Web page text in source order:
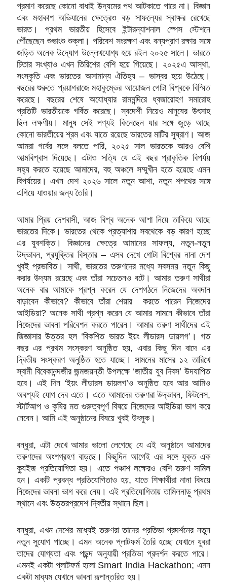
প্রমাণ করেছে কোনো বাধাই উদ্যমের পথ আটকাতে পারে না। বিজ্ঞান
এবং মহাকাশ অভিযানের ক্ষেত্রেও বড় সাফল্যের স্বাক্ষর রেখেছে
ভারত। প্রথম ভারতীয় হিসেবে ইন্টারন্যাশনাল স্পেস স্টেশনে
পৌঁছেছেন শুভাংশু শুক্লা। পরিবেশ সংরক্ষণ এবং বন্যপ্রাণ রক্ষার সঙ্গে
জড়িত অনেক উদ্যোগ উল্লেখযোগ্য হয়ে রইল ২০২৫ সালে। ভারতে
চিতার সংখ্যাও এখন তিরিশের বেশি হয়ে গিয়েছে। ২০২৫এ আস্থা,
সংস্কৃতি এবং ভারতের অসামান্য ঐতিহ্য – ভাস্বর হয়ে উঠেছে।
বছরের শুরুতে প্রয়াগরাজে মহাকুম্ভের আয়োজন গোটা বিশ্বকে বিস্মিত
করেছে। বছরের শেষে অযোধ্যার রামমন্দিরে ধ্বজারোহণ সমারোহ
প্রতিটি ভারতীয়কে গর্বিত করেছে। স্বদেশী নিয়েও মানুষের উৎসাহ
ছিল লক্ষণীয়। মানুষ সেই পণ্যই কিনেছেন যার সঙ্গে জুড়ে আছে
কোনো ভারতীয়ের শ্রম এবং যাতে রয়েছে ভারতের মাটির সুঘ্রাণ। আজ
আমরা গর্বের সঙ্গে বলতে পারি, ২০২৫ সাল ভারতকে আরও বেশি
আত্মবিশ্বাস দিয়েছে। এটাও সত্যি যে এই বছর প্রাকৃতিক বিপর্যয়
সহ্য করতে হয়েছে আমাদের, বহু অঞ্চলে সম্মুখীন হতে হয়েছে এমন
বিপর্যয়ের। এখন দেশ ২০২৬ সালে নতুন আশা, নতুন শপথের সঙ্গে
এগিয়ে যাওয়ার জন্য তৈরি।
আমার প্রিয় দেশবাসী, আজ বিশ্ব অনেক আশা নিয়ে তাকিয়ে আছে
ভারতের দিকে। ভারতের থেকে প্রত্যাশার সবথেকে বড় কারণ হচ্ছে
এর যুবশক্তি। বিজ্ঞানের ক্ষেত্রে আমাদের সাফল্য, নতুন-নতুন
উদ্ভাবন, প্রযুক্তির বিস্তার – এসব দেখে গোটা বিশ্বের নানা দেশ
খুবই প্রভাবিত। সাথী, ভারতের তরুণদের মধ্যে সবসময় নতুন কিছু
করার উদ্যম রয়েছে এবং তাঁরা সচেতনও বটে। আমার তরুণ সাথীরা
অনেক বার আমাকে প্রশ্ন করেন যে দেশগঠনে নিজেদের অবদান
বাড়াবেন কীভাবে? কীভাবে তাঁরা শেয়ার করতে পারেন নিজেদের
আইডিয়া? অনেক সাথী প্রশ্ন করেন যে আমার সামনে কীভাবে তাঁরা
নিজেদের ভাবনা পরিবেশন করতে পারেন। আমার তরুণ সাথীদের এই
জিজ্ঞাসার উত্তর হল ‘বিকশিত ভারত ইয়ং লীডারস ডায়লগ’। গত
বছর এর প্রথম সংস্করণ অনুষ্ঠিত হয়, এবার কিছু দিন বাদে এর
দ্বিতীয় সংস্করণ অনুষ্ঠিত হতে যাচ্ছে। সামনের মাসের ১২ তারিখে
স্বামী বিবেকানন্দজীরজন্মজয়ন্তী উপলক্ষে ‘জাতীয় যুব দিবস’ উদযাপিত
হবে। এই দিন ‘ইয়ং লীডারস ডায়লগ’ও অনুষ্ঠিত হবে আর আমিও
অবশ্যই যোগ দেব এতে। এতে আমাদের তরুণরা উদ্ভাবন, ফিটনেস,
স্টার্টআপ ও কৃষির মত গুরুত্বপূর্ণ বিষয়ে নিজেদের আইডিয়া ভাগ করে
নেবেন। আমি এই অনুষ্ঠানের বিষয়ে খুবই উৎসুক।
বন্ধুরা, এটা দেখে আমার ভালো লেগেছে যে এই অনুষ্ঠানে আমাদের
তরুণদের অংশগ্রহণ বাড়ছে। কিছুদিন আগেই এর সঙ্গে যুক্ত এক
ক্যুইজ প্রতিযোগিতা হয়। এতে পঞ্চাশ লক্ষেরও বেশি তরুণ সামিল
হন। একটি প্রবন্ধ প্রতিযোগিতাও হয়, যাতে শিক্ষার্থীরা নানা বিষয়ে
নিজেদের ভাবনা ভাগ করে নেয়। এই প্রতিযোগিতায় তামিলনাড়ু প্রথম
স্থানে এবং উত্তরপ্রদেশ দ্বিতীয় স্থানে ছিল।
বন্ধুরা, এখন দেশের মধ্যেই তরুণরা তাদের প্রতিভা প্রদর্শনের নতুন
নতুন সুযোগ পাচ্ছে। এমন অনেক প্লাটফর্ম তৈরি হচ্ছে যেখানে যুবরা
তাদের যোগ্যতা এবং পছন্দ অনুযায়ী প্রতিভা প্রদর্শন করতে পারে।
এমনই একটা প্লাটফর্ম হলো Smart India Hackathon; এমন
একটা মাধ্যম যেখানে ভাবনা রূপান্তরিত হয়।